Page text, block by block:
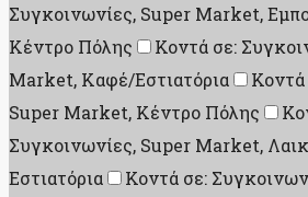
Συγκοινωνίες, Super Market,
Κέντρο Πόλης
Κοντά σε:
Market, Καφέ/Εστιατόρια
Κοντά
Super Market, Κέντρο Πόλης
Συγκοινωνίες, Super Market,
Εστιατόρια
Κοντά σε: